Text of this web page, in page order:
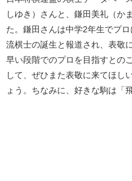
しゆき）さんと、鎌田美礼（か
た。鎌田さんは中学2年生でプ
流棋士の誕生と報道され、表敬
早い段階でのプロを目指すとの
して、ぜひまた表敬に来てほし
ょう。ちなみに、好きな駒は「